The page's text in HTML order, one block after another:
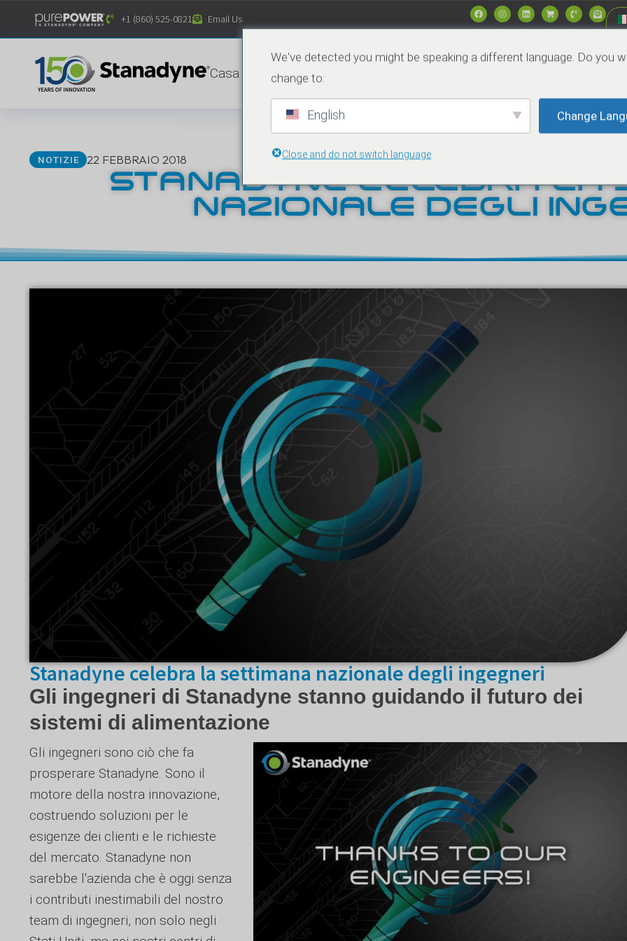
contenuto
+1 (860) 525-0821 Email Us
Casa Prodotti
NOTIZIE 22 FEBBRAIO 2018
STANADYNE CELEBRA LA
NAZIONALE DEGLI
Stanadyne celebra la settimana nazionale degli ingegneri
Gli ingegneri di Stanadyne stanno guidando il futuro dei
sistemi di alimentazione
Gli ingegneri sono ciò che fa
prosperare Stanadyne. Sono il
motore della nostra innovazione,
costruendo soluzioni per le
esigenze dei clienti e le richieste
del mercato. Stanadyne non
sarebbe l'azienda che è oggi senza
i contributi inestimabili del nostro
team di ingegneri, non solo negli
We've detected you might be speaking a different language. Do you
change to:
English Change
Close and do not switch language